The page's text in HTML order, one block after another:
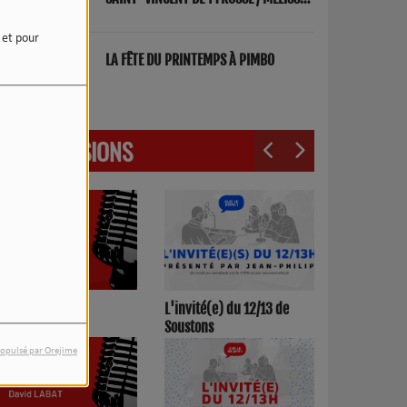
et pour
par Orejime
LA FÊTE DU PRINTEMPS À PIMBO
LES ÉMISSIONS
L'invité(e) du 12/13 de
Soustons